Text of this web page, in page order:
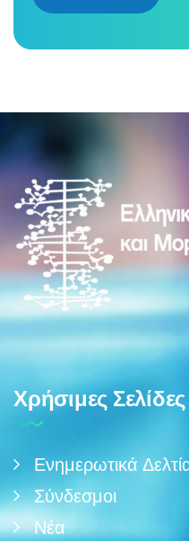
Χρήσιμες Σελίδες
Ενημερωτικά
Σύνδεσμοι
Νέα